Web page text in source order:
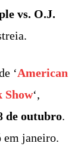
vs. O.J.
‘American
Show‘,
de outubro.
em janeiro.